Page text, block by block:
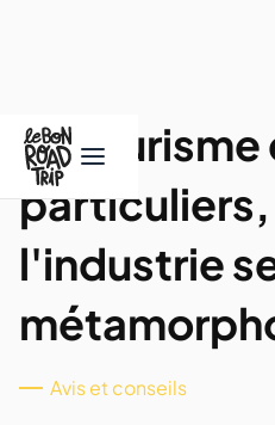
Le tourisme
l'industrie
Avis et conseils